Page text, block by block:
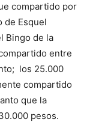
compartido por
de Esquel
Bingo de la
entre
los 25.000
compartido
que la
pesos.